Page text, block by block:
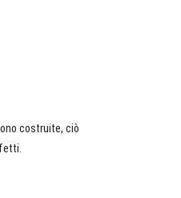
costruite, ciò